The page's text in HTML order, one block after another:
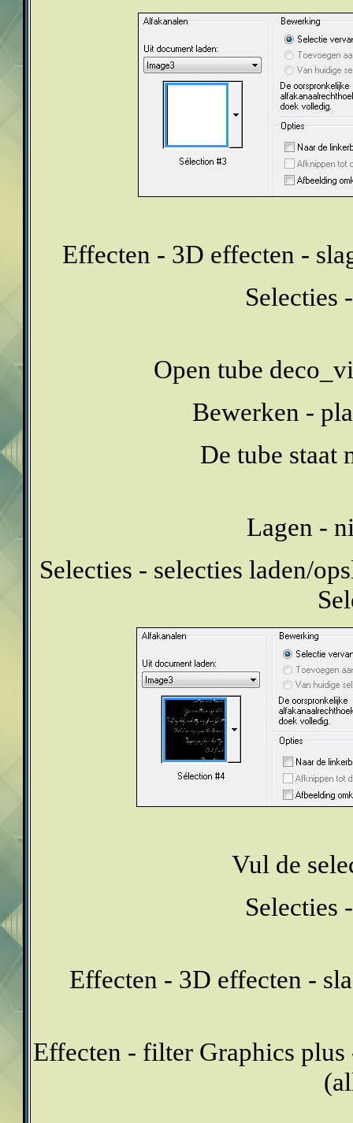
Effecten - 3D effecten -
Selecties
Open tube
Bewerken -
De tube staat
Lagen -
Selecties - selecties laden/
Vul de
Selecties
Effecten - 3D effecten -
Effecten - filter Graphics plus